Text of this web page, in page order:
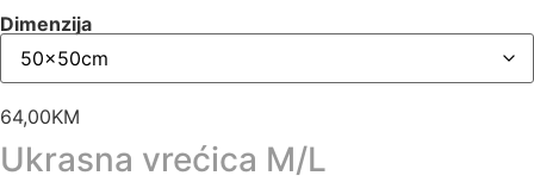
Dimenzija
64,00KM
Ukrasna vrećica M/L